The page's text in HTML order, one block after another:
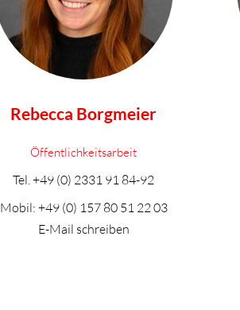
Rebecca Borgmeier
Öffentlichkeitsarbeit
Tel.+49 (0) 2331 91 84-92
Mobil: +49 (0) 157 80 51 22 03
E-Mail schreiben